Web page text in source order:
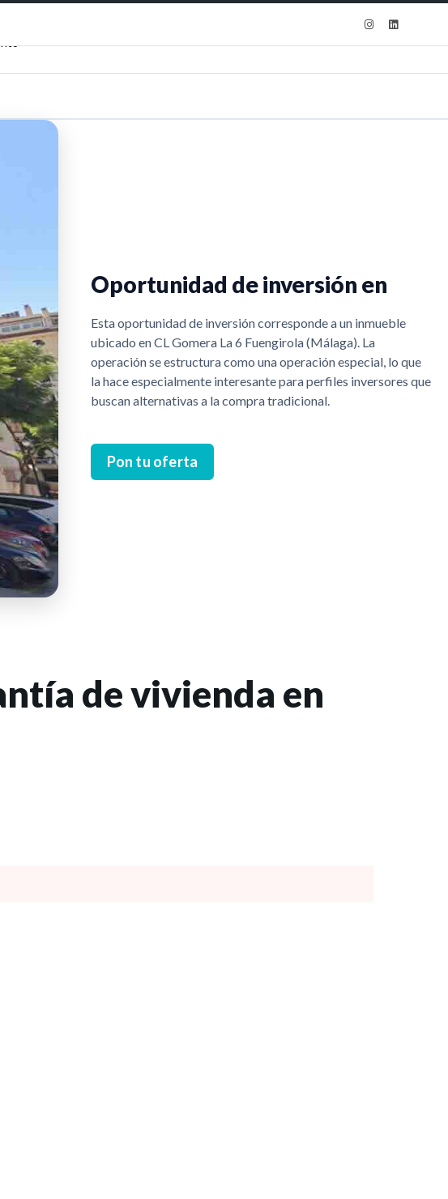
Oportunidad de inversión en
Esta oportunidad de inversión corresponde a un inmueble
ubicado en CL Gomera La 6 Fuengirola (Málaga). La
operación se estructura como una operación especial, lo que
la hace especialmente interesante para perfiles inversores que
buscan alternativas a la compra tradicional.
Pon tu oferta
de vivienda en